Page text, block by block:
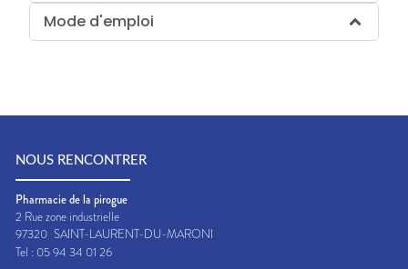
Mode d'emploi
NOUS RENCONTRER
Pharmacie de la pirogue
2 Rue zone industrielle
97320 SAINT-LAURENT-DU-MARONI
Tel : 05 94 34 01 26